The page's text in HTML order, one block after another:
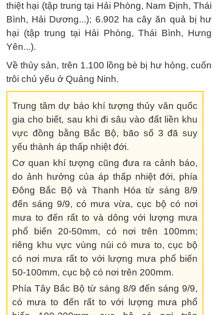
thiệt hại (tập trung tại Hải Phòng, Nam Định, Thái
Bình, Hải Dương...); 6.902 ha cây ăn quả bị hư
hại (tập trung tại Hải Phòng, Thái Bình, Hưng
Yên...).
Về thủy sản, trên 1.100 lồng bè bị hư hỏng, cuốn
trôi chủ yếu ở Quảng Ninh.
Trung tâm dự báo khí tượng thủy văn quốc
gia cho biết, sau khi đi sâu vào đất liền khu
vực đồng bằng Bắc Bộ, bão số 3 đã suy
yếu thành áp thấp nhiệt đới.
Cơ quan khí tượng cũng đưa ra cảnh báo,
do ảnh hưởng của áp thấp nhiệt đới, phía
Đông Bắc Bộ và Thanh Hóa từ sáng 8/9
đến sáng 9/9, có mưa vừa, cục bộ có nơi
mưa to đến rất to và dông với lượng mưa
phổ biến 20-50mm, có nơi trên 100mm;
riêng khu vực vùng núi có mưa to, cục bộ
có nơi mưa rất to với lượng mưa phổ biến
50-100mm, cục bộ có nơi trên 200mm.
Phía Tây Bắc Bộ từ sáng 8/9 đến sáng 9/9,
có mưa to đến rất to với lượng mưa phổ